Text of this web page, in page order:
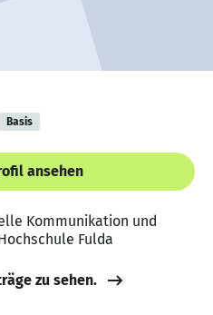
Basis
ansehen
Kommunikation und
Fulda
zu sehen.